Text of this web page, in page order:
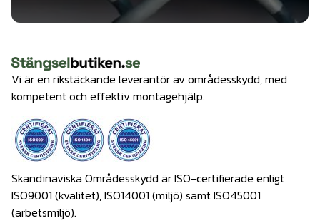
Vi är en rikstäckande leverantör av områdesskydd, med
kompetent och effektiv montagehjälp.
Skandinaviska Områdesskydd är ISO-certifierade enligt
ISO9001 (kvalitet), ISO14001 (miljö) samt ISO45001
(arbetsmiljö).